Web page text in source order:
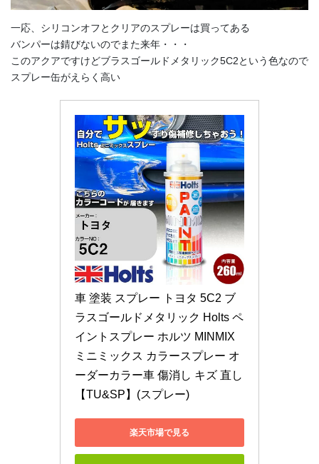
一応、シリコンオフとクリアのスプレーは買ってある
バンパーは錆びないのでまた来年・・・
このアクアですけどブラスゴールドメタリック5C2という色なので
スプレー缶がえらく高い
車 塗装 スプレー トヨタ 5C2 ブ
ラスゴールドメタリック Holts ペ
イントスプレー ホルツ MINMIX
ミニミックス カラースプレー オ
ーダーカラー車 傷消し キズ 直し
【TU&SP】(スプレー)
楽天市場で見る